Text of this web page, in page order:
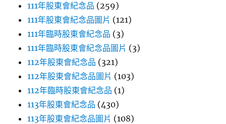
111年股東會紀念品 (259)
111年股東會紀念品圖片 (121)
111年臨時股東會紀念品 (3)
111年臨時股東會紀念品圖片 (3)
112年股東會紀念品 (321)
112年股東會紀念品圖片 (103)
112年臨時股東會紀念品 (1)
113年股東會紀念品 (430)
113年股東會紀念品圖片 (108)